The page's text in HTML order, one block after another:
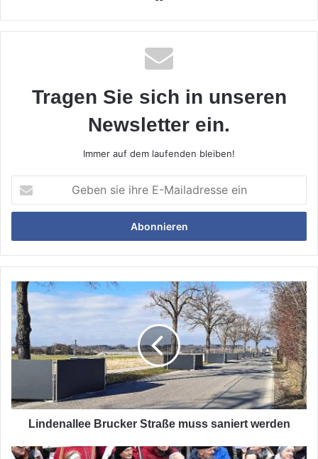
Tragen Sie sich in unseren
Newsletter ein.
Immer auf dem laufenden bleiben!
sie
ihre
Mailadresse
ein
Lindenallee
Brucker
Straße
muss
saniert
werden
Lindenallee Brucker Straße muss saniert werden
Friedliche